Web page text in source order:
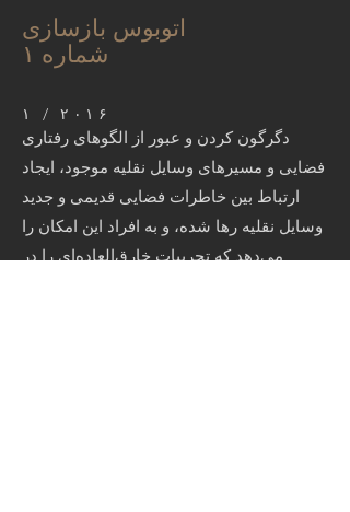
اتوبوس بازسازی
شماره ۱
۱ / ۲۰۱۶
دگرگون کردن و عبور از الگوهای رفتاری
فضایی و مسیرهای وسایل نقلیه موجود، ایجاد
ارتباط بین خاطرات فضایی قدیمی و جدید
وسایل نقلیه رها شده، و به افراد این امکان را
می‌دهد که تجربیات خارق‌العاده‌ای را در